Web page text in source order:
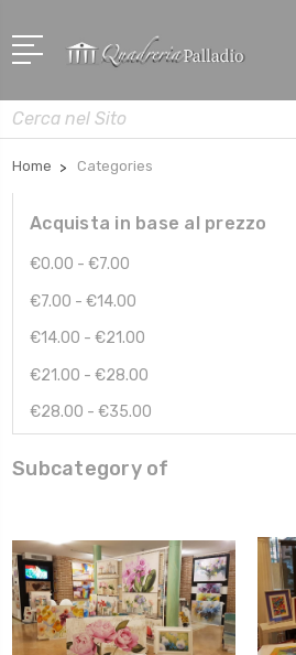
Cerca
Home Categories
Acquista in base al prezzo
€0.00 - €7.00
€7.00 - €14.00
€14.00 - €21.00
€21.00 - €28.00
€28.00 - €35.00
Subcategory of